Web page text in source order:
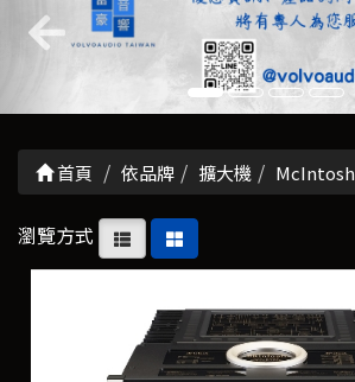
首頁 依品牌 擴大機 McIntosh
瀏覽方式